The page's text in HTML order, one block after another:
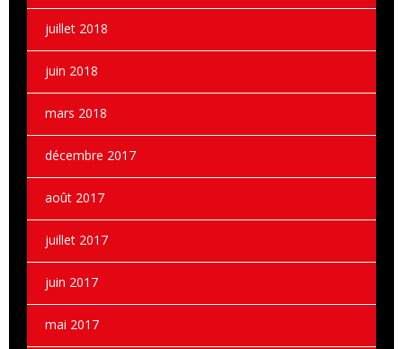
juillet 2018
juin 2018
mars 2018
décembre 2017
août 2017
juillet 2017
juin 2017
mai 2017